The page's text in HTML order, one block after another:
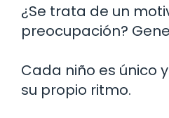
¿Se trata de un
preocupación?
Cada niño es único
su propio ritmo.